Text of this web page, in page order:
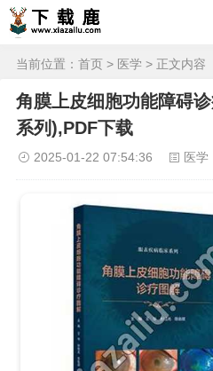
当前位置： 首页 > 医学 > 正文内容
角膜上皮细胞功能障碍
系列),PDF下载
2025-01-22 07:54:36 医学